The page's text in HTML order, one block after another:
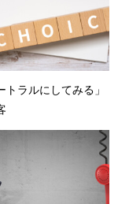
トラルにしてみる」